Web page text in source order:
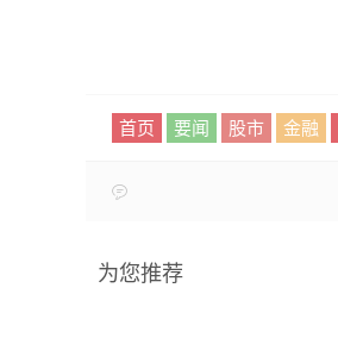
首页 要闻 股市 金融
为您推荐